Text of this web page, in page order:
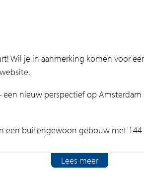
Wil je in aanmerking komen voor
nieuw perspectief op Amsterdam
een buitengewoon gebouw met
wonen. Daarom bieden we
Lees meer